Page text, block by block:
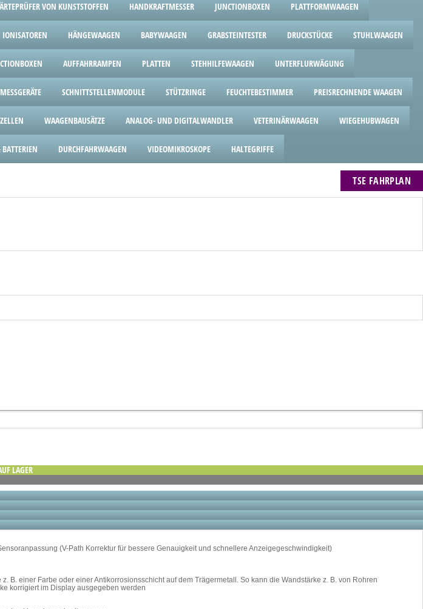
VON KUNSTSTOFFEN HANDKRAFTMESSER JUNCTIONBOXEN PLATTFORMWAAGEN
IONISATOREN HÄNGEWAAGEN BABYWAAGEN GRABSTEINTESTER DRUCKSTÜCKE STUHLWAAGEN
AUFFAHRRAMPEN PLATTEN STEHHILFEWAAGEN UNTERFLURWÄGUNG
SCHNITTSTELLENMODULE STÜTZRINGE FEUCHTEBESTIMMER PREISRECHNENDE WAAGEN
WAAGENBAUSÄTZE ANALOG- UND DIGITALWANDLER VETERINÄRWAAGEN WIEGEHUBWAGEN
DURCHFAHRWAAGEN VIDEOMIKROSKOPE HALTEGRIFFE
TSE FAHRPLAN
LAGER
(V-Path Korrektur für bessere Genauigkeit und schnellere Anzeigegeschwindigkeit)
einer Farbe oder einer Antikorrosionsschicht auf dem Trägermetall. So kann die Wandstärke z. B. von Rohren
korrigiert im Display ausgegeben werden